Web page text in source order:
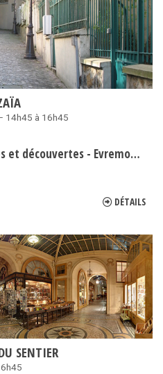
14h45 à 16h45
découvertes - Evremond Bac
DÉTAILS
SENTIER